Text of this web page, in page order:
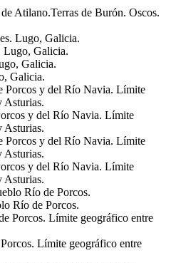
Atilano.Terras de Burón. Oscos.
Lugo, Galicia.
Galicia.
y del Río Navia. Límite
Asturias.
y del Río Navia. Límite
Asturias.
Río de Porcos.
Límite geográfico entre